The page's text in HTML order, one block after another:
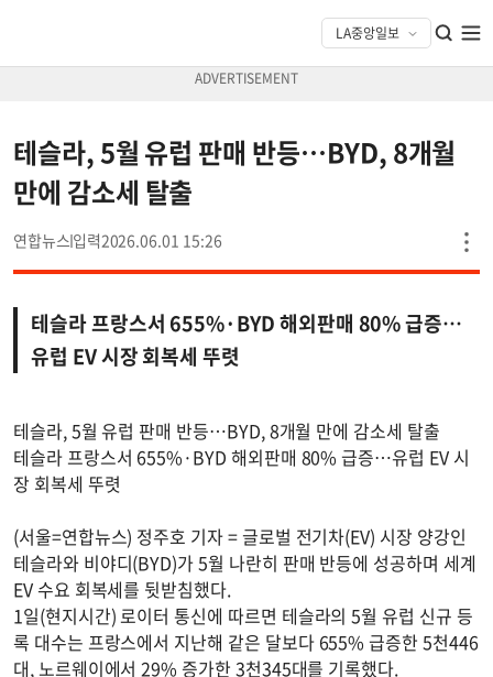
테슬라, 5월 유럽 판매 반등…BYD, 8개월
만에 감소세 탈출
연합뉴스 2026.06.01 15:26
테슬라 프랑스서 655%·BYD 해외판매 80% 급증…
유럽 EV 시장 회복세 뚜렷
테슬라, 5월 유럽 판매 반등…BYD, 8개월 만에 감소세 탈출
테슬라 프랑스서 655%·BYD 해외판매 80% 급증…유럽 EV 시
장 회복세 뚜렷
(서울=연합뉴스) 정주호 기자 = 글로벌 전기차(EV) 시장 양강인
테슬라와 비야디(BYD)가 5월 나란히 판매 반등에 성공하며 세계
EV 수요 회복세를 뒷받침했다.
1일(현지시간) 로이터 통신에 따르면 테슬라의 5월 유럽 신규 등
록 대수는 프랑스에서 지난해 같은 달보다 655% 급증한 5천446
대, 노르웨이에서 29% 증가한 3천345대를 기록했다.